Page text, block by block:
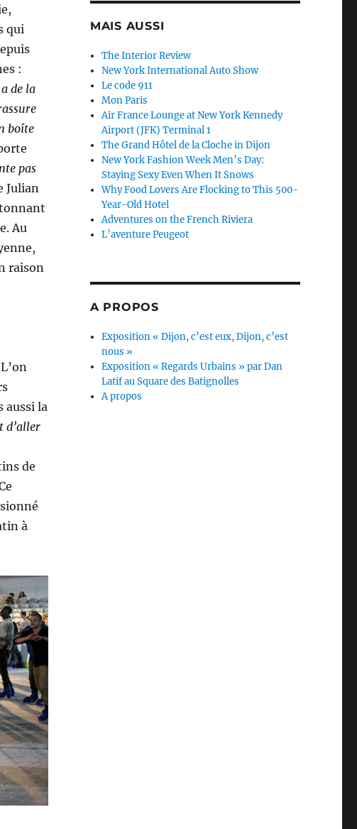
qui
:
de la
boîte
pas
Julian
Au
raison
aussi la
d’aller
de
à
MAIS AUSSI
The Interior Review
New York International Auto Show
Le code 911
Mon Paris
Air France Lounge at New York Kennedy
Airport (JFK) Terminal 1
The Grand Hôtel de la Cloche in Dijon
New York Fashion Week Men’s Day:
Staying Sexy Even When It Snows
Why Food Lovers Are Flocking to This 500-
Year-Old Hotel
Adventures on the French Riviera
L’aventure Peugeot
A PROPOS
Exposition « Dijon, c’est eux, Dijon, c’est
nous »
Exposition « Regards Urbains » par Dan
Latif au Square des Batignolles
A propos